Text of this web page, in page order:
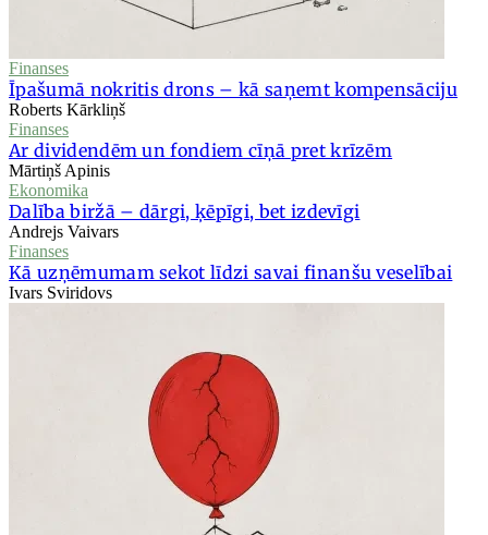
Finanses
Īpašumā nokritis drons – kā saņemt kompensāciju
Roberts Kārkliņš
Finanses
Ar dividendēm un fondiem cīņā pret krīzēm
Mārtiņš Apinis
Ekonomika
Dalība biržā – dārgi, ķēpīgi, bet izdevīgi
Andrejs Vaivars
Finanses
Kā uzņēmumam sekot līdzi savai finanšu veselībai
Ivars Sviridovs